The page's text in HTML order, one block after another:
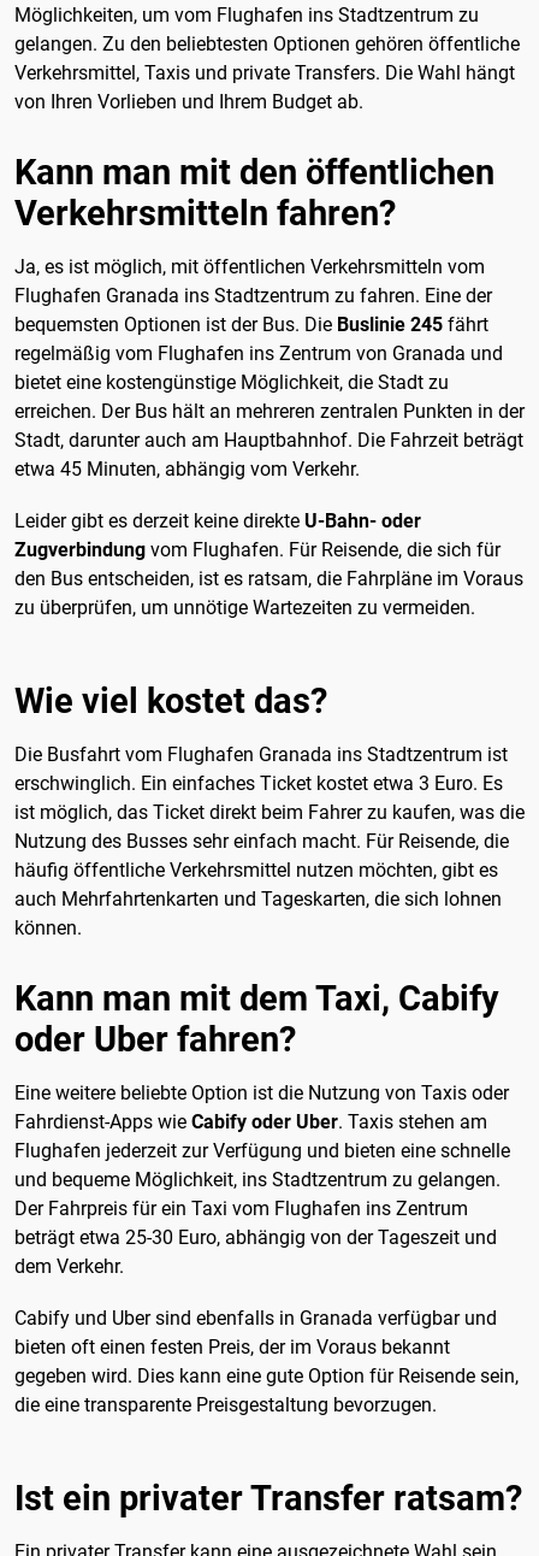
Möglichkeiten, um vom Flughafen ins Stadtzentrum zu
gelangen. Zu den beliebtesten Optionen gehören öffentliche
Verkehrsmittel, Taxis und private Transfers. Die Wahl hängt
von Ihren Vorlieben und Ihrem Budget ab.
Kann man mit den öffentlichen
Verkehrsmitteln fahren?
Ja, es ist möglich, mit öffentlichen Verkehrsmitteln vom
Flughafen Granada ins Stadtzentrum zu fahren. Eine der
bequemsten Optionen ist der Bus. Die Buslinie 245 fährt
regelmäßig vom Flughafen ins Zentrum von Granada und
bietet eine kostengünstige Möglichkeit, die Stadt zu
erreichen. Der Bus hält an mehreren zentralen Punkten in der
Stadt, darunter auch am Hauptbahnhof. Die Fahrzeit beträgt
etwa 45 Minuten, abhängig vom Verkehr.
Leider gibt es derzeit keine direkte U-Bahn- oder
Zugverbindung vom Flughafen. Für Reisende, die sich für
den Bus entscheiden, ist es ratsam, die Fahrpläne im Voraus
zu überprüfen, um unnötige Wartezeiten zu vermeiden.
Wie viel kostet das?
Die Busfahrt vom Flughafen Granada ins Stadtzentrum ist
erschwinglich. Ein einfaches Ticket kostet etwa 3 Euro. Es
ist möglich, das Ticket direkt beim Fahrer zu kaufen, was die
Nutzung des Busses sehr einfach macht. Für Reisende, die
häufig öffentliche Verkehrsmittel nutzen möchten, gibt es
auch Mehrfahrtenkarten und Tageskarten, die sich lohnen
können.
Kann man mit dem Taxi, Cabify
oder Uber fahren?
Eine weitere beliebte Option ist die Nutzung von Taxis oder
Fahrdienst-Apps wie Cabify oder Uber. Taxis stehen am
Flughafen jederzeit zur Verfügung und bieten eine schnelle
und bequeme Möglichkeit, ins Stadtzentrum zu gelangen.
Der Fahrpreis für ein Taxi vom Flughafen ins Zentrum
beträgt etwa 25-30 Euro, abhängig von der Tageszeit und
dem Verkehr.
Cabify und Uber sind ebenfalls in Granada verfügbar und
bieten oft einen festen Preis, der im Voraus bekannt
gegeben wird. Dies kann eine gute Option für Reisende sein,
die eine transparente Preisgestaltung bevorzugen.
Ist ein privater Transfer ratsam?